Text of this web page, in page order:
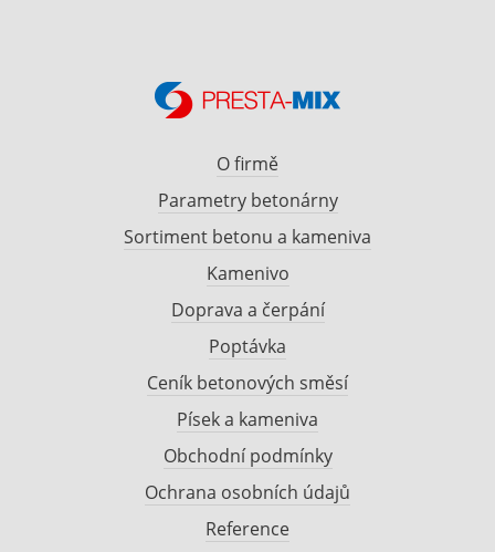
O firmě
Parametry betonárny
Sortiment betonu a kameniva
Kamenivo
Doprava a čerpání
Poptávka
Ceník betonových směsí
Písek a kameniva
Obchodní podmínky
Ochrana osobních údajů
Reference